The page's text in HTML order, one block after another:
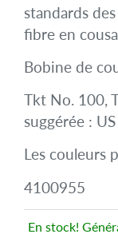
standards
fibre en
Bobine de
Tkt No. 100,
suggérée :
Les couleurs
4100955
En stock!